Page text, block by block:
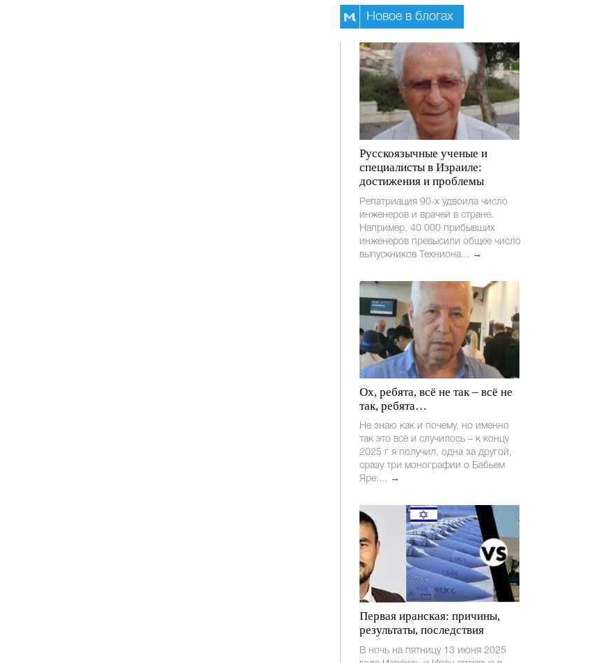
Новое в блогах
Русскоязычные ученые и
специалисты в Израиле:
достижения и проблемы
Репатриация 90-х удвоила число
инженеров и врачей в стране.
Например, 40 000 прибывших
инженеров превысили общее число
выпускников Техниона... →
Ох, ребята, всё не так – всё не
так, ребята…
Не знаю как и почему, но именно
так это всё и случилось – к концу
2025 г я получил, одна за другой,
сразу три монографии о Бабьем
Яре:... →
Первая иранская: причины,
результаты, последствия
В ночь на пятницу 13 июня 2025